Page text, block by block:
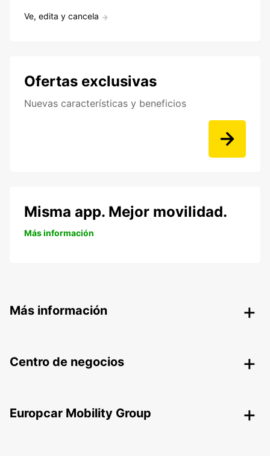
Ve, edita y cancela
Ofertas exclusivas
Nuevas características y beneficios
Misma app. Mejor movilidad.
Más información
Más información
Centro de negocios
Europcar Mobility Group